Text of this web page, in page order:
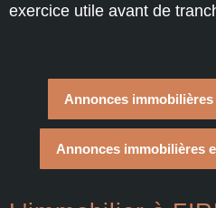
exercice utile avant de
Annonces immobilières
Annonces immobilières